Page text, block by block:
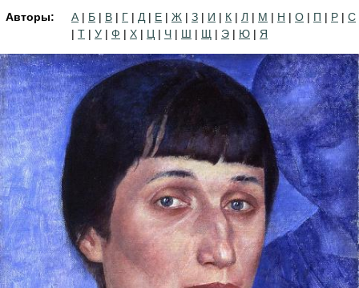
Авторы: А | Б | В | Г | Д | Е | Ж | З | И | К | Л | М | Н | О | П | Р | С
| Т | У | Ф | Х | Ц | Ч | Ш | Щ | Э | Ю | Я